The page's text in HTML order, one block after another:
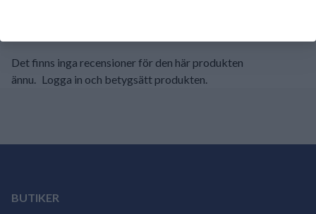
Det finns inga recensioner för den här produkten
ännu. Logga in och betygsätt produkten.
BUTIKER